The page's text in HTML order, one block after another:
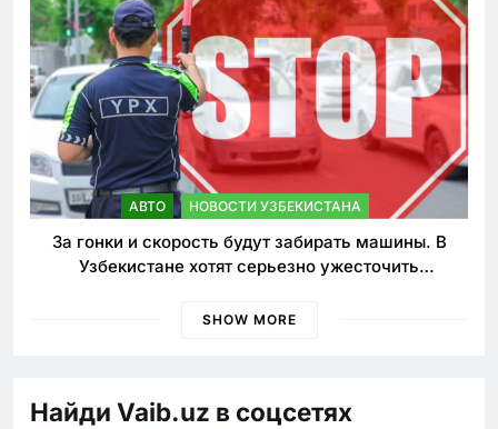
АВТО НОВОСТИ УЗБЕКИСТАНА
За гонки и скорость будут забирать машины. В
Узбекистане хотят серьезно ужесточить
SHOW MORE
Найди Vaib.uz в соцсетях